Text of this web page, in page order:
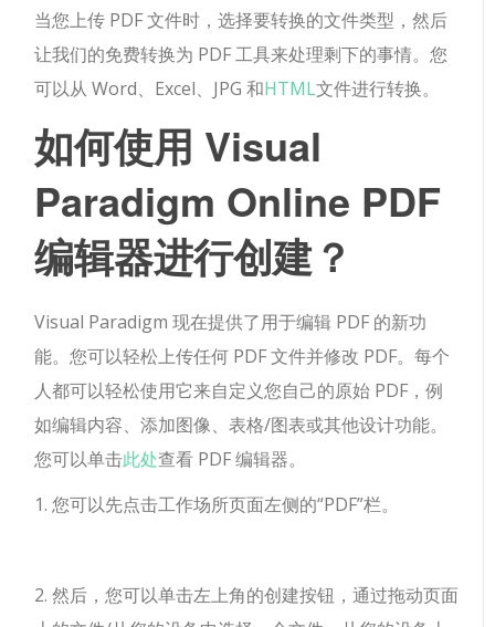
当您上传 PDF 文件时，选择要转换的文件类型，然后
让我们的免费转换为 PDF 工具来处理剩下的事情。您
可以从 Word、Excel、JPG 和HTML文件进行转换。
如何使用 Visual
Paradigm Online PDF
编辑器进行创建？
Visual Paradigm 现在提供了用于编辑 PDF 的新功
能。您可以轻松上传任何 PDF 文件并修改 PDF。每个
人都可以轻松使用它来自定义您自己的原始 PDF，例
如编辑内容、添加图像、表格/图表或其他设计功能。
您可以单击此处查看 PDF 编辑器。
1. 您可以先点击工作场所页面左侧的“PDF”栏。
2. 然后，您可以单击左上角的创建按钮，通过拖动页面